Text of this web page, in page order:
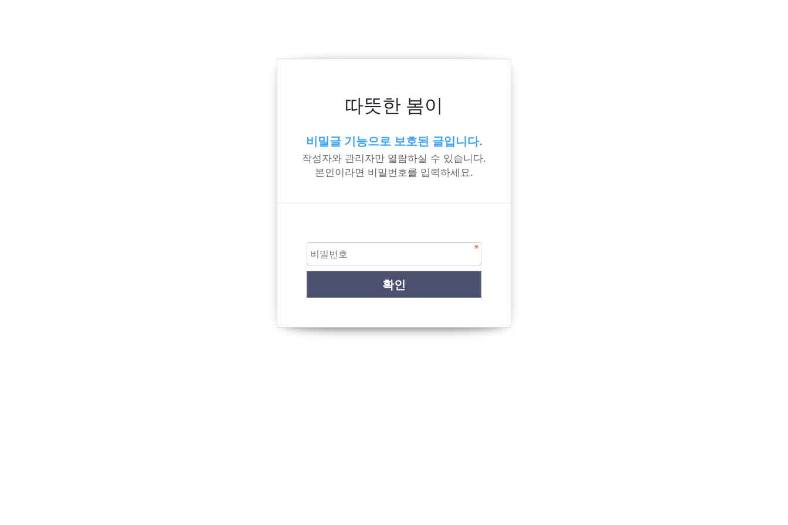
따뜻한 봄이
비밀글 기능으로 보호된 글입니다.
작성자와 관리자만 열람하실 수 있습니다.
본인이라면 비밀번호를 입력하세요.